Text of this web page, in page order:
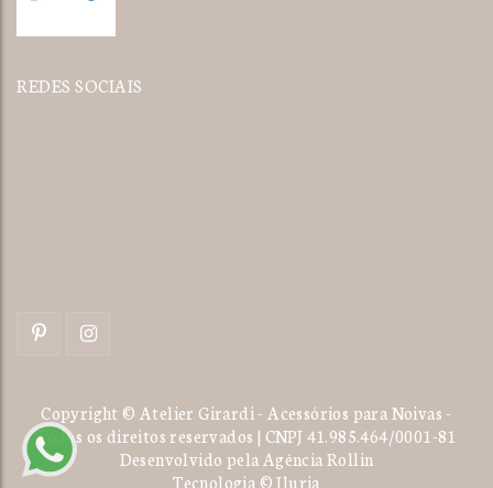
REDES SOCIAIS
Copyright © Atelier Girardi - Acessórios para Noivas -
Todos os direitos reservados | CNPJ 41.985.464/0001-81
Desenvolvido pela Agência Rollin
Tecnologia © Iluria